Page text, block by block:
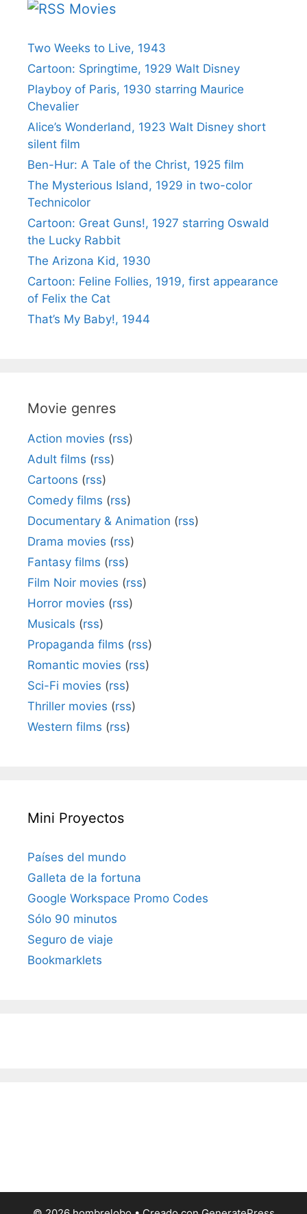
Movies
Two Weeks to Live, 1943
Cartoon: Springtime, 1929 Walt Disney
Playboy of Paris, 1930 starring Maurice
Chevalier
Alice’s Wonderland, 1923 Walt Disney short
silent film
Ben-Hur: A Tale of the Christ, 1925 film
The Mysterious Island, 1929 in two-color
Technicolor
Cartoon: Great Guns!, 1927 starring Oswald
the Lucky Rabbit
The Arizona Kid, 1930
Cartoon: Feline Follies, 1919, first appearance
of Felix the Cat
That’s My Baby!, 1944
Movie genres
Action movies (rss)
Adult films (rss)
Cartoons (rss)
Comedy films (rss)
Documentary & Animation (rss)
Drama movies (rss)
Fantasy films (rss)
Film Noir movies (rss)
Horror movies (rss)
Musicals (rss)
Propaganda films (rss)
Romantic movies (rss)
Sci-Fi movies (rss)
Thriller movies (rss)
Western films (rss)
Mini Proyectos
Países del mundo
Galleta de la fortuna
Google Workspace Promo Codes
Sólo 90 minutos
Seguro de viaje
Bookmarklets